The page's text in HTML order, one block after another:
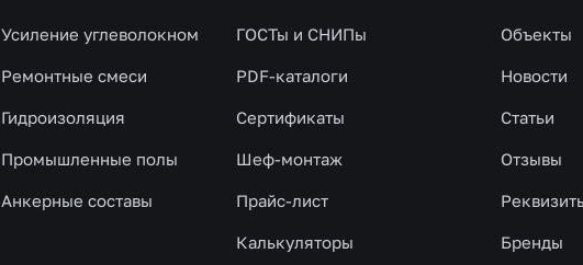
Усиление углеволокном
Ремонтные смеси
Гидроизоляция
Промышленные полы
Анкерные составы
ГОСТы и СНИПы
PDF-каталоги
Сертификаты
Шеф-монтаж
Прайс-лист
Калькуляторы
Объекты
Новости
Статьи
Отзывы
Бренды